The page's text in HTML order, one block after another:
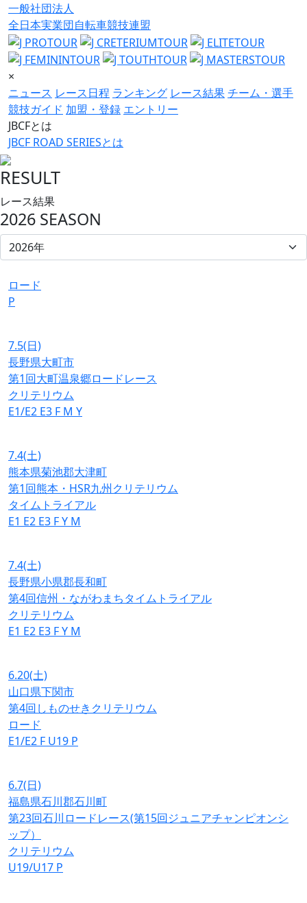
一般社団法人
全日本実業団自転車競技連盟
×
ニュース レース日程 ランキング レース結果チーム・選手
競技ガイド 加盟・登録 エントリー
JBCFとは
JBCF ROAD SERIESとは
RESULT
レース結果
2026 SEASON
ロード
P
7.5(日)
長野県大町市
第1回大町温泉郷ロードレース
クリテリウム
E1/E2 E3 F M Y
7.4(土)
熊本県菊池郡大津町
第1回熊本・HSR九州クリテリウム
タイムトライアル
E1 E2 E3 FY M
7.4(土)
長野県小県郡長和町
第4回信州・ながわまちタイムトライアル
クリテリウム
E1 E2 E3 FY M
6.20(土)
山口県下関市
第4回しものせきクリテリウム
ロード
E1/E2 F U19 P
6.7(日)
福島県石川郡石川町
第23回石川ロードレース(第15回ジュニアチャンピオンシ
ップ）
クリテリウム
U19/U17 P